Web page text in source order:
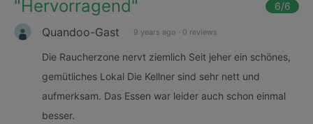
" Hervorragend" 6/6
Quandoo-Gast 9 years ago · 0 reviews
Die Raucherzone nervt ziemlich Seit jeher ein schönes,
gemütliches Lokal Die Kellner sind sehr nett und
aufmerksam. Das Essen war leider auch schon einmal
besser.